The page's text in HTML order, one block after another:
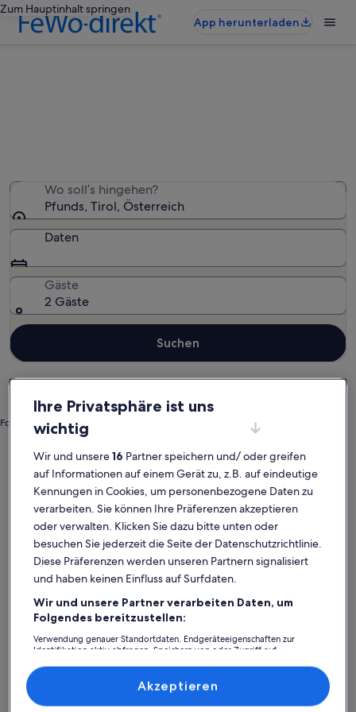
Zum Hauptinhalt springen
App herunterladen
Foto von Ruud Castelijns
Wo soll’s hingehen?
Pfunds, Tirol, Österreich
Daten
Gäste
2 Gäste
Suchen
Pfunds: Entdecke Häuser
Weitere Infos zu Ferienhaus mit Luxus-Sauna und Auswahl
Ihre Privatsphäre ist uns
wichtig
Wir und unsere16 Partner speichern und/ oder greifen
auf Informationen auf einem Gerät zu, z.B. auf eindeutige
Kennungen in Cookies, um personenbezogene Daten zu
verarbeiten. Sie können Ihre Präferenzen akzeptieren
oder verwalten. Klicken Sie dazu bitte unten oder
besuchen Sie jederzeit die Seite der Datenschutzrichtlinie.
Diese Präferenzen werden unseren Partnern signalisiert
und haben keinen Einfluss auf Surfdaten.
Wir und unsere Partner verarbeiten Daten, um
Folgendes bereitzustellen:
Verwendung genauer Standortdaten. Endgeräteeigenschaften zur
Identifikation aktiv abfragen. Speichern von oder Zugriff auf
Inhalte, Messung von Werbeleistung und der Performance von Inhalten,
Zielgruppenforschung sowie Entwicklung und Verbesserung von
Liste der Partner (Lieferanten)
Akzeptieren